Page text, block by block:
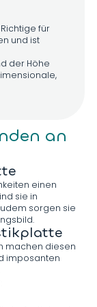
D741
D983
für
und ist
der Höhe
an
einen
sie in
sorgen sie
machen diesen
imposanten